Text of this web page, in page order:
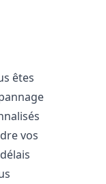
êtes
vos